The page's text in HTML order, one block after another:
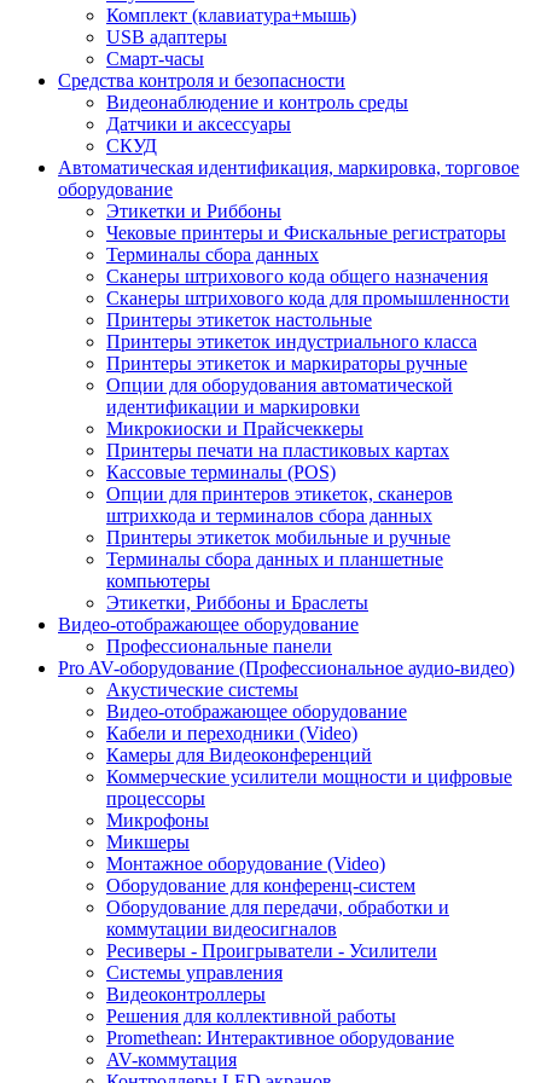
Комплект (клавиатура+мышь)
USB адаптеры
Смарт-часы
Средства контроля и безопасности
Видеонаблюдение и контроль среды
Датчики и аксессуары
СКУД
Автоматическая идентификация, маркировка, торговое
оборудование
Этикетки и Риббоны
Чековые принтеры и Фискальные регистраторы
Терминалы сбора данных
Сканеры штрихового кода общего назначения
Сканеры штрихового кода для промышленности
Принтеры этикеток настольные
Принтеры этикеток индустриального класса
Принтеры этикеток и маркираторы ручные
Опции для оборудования автоматической
идентификации и маркировки
Микрокиоски и Прайсчеккеры
Принтеры печати на пластиковых картах
Кассовые терминалы (POS)
Опции для принтеров этикеток, сканеров
штрихкода и терминалов сбора данных
Принтеры этикеток мобильные и ручные
Терминалы сбора данных и планшетные
компьютеры
Этикетки, Риббоны и Браслеты
Видео-отображающее оборудование
Профессиональные панели
Pro AV-оборудование (Профессиональное аудио-видео)
Акустические системы
Видео-отображающее оборудование
Кабели и переходники (Video)
Камеры для Видеоконференций
Коммерческие усилители мощности и цифровые
процессоры
Микрофоны
Микшеры
Монтажное оборудование (Video)
Оборудование для конференц-систем
Оборудование для передачи, обработки и
коммутации видеосигналов
Ресиверы - Проигрыватели - Усилители
Системы управления
Видеоконтроллеры
Решения для коллективной работы
Promethean: Интерактивное оборудование
AV-коммутация